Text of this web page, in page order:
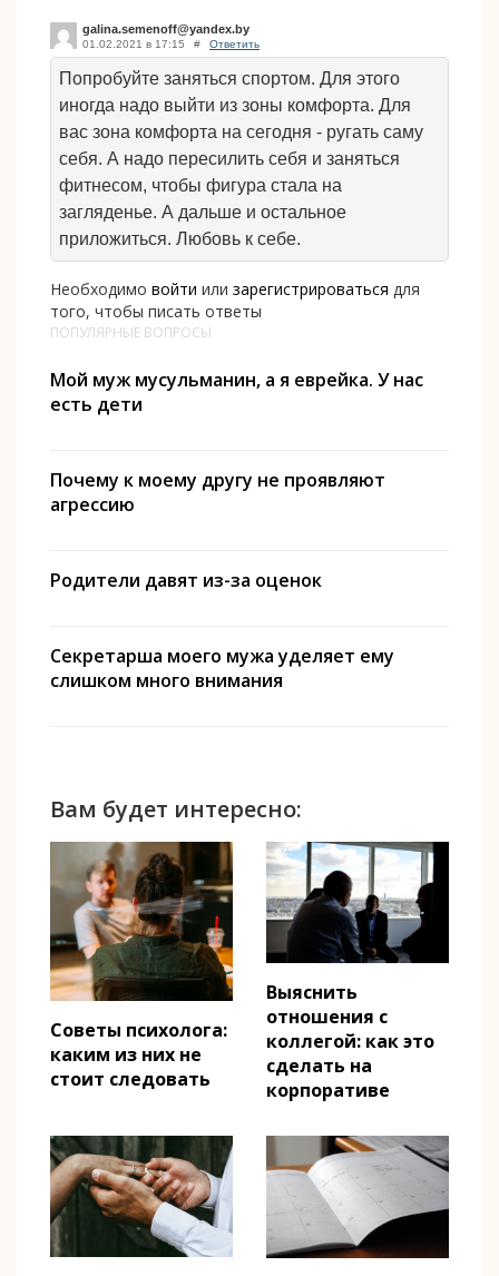
galina.semenoff@yandex.by
01.02.2021 в 17:15 # Ответить
Попробуйте заняться спортом. Для этого
иногда надо выйти из зоны комфорта. Для
вас зона комфорта на сегодня - ругать саму
себя. А надо пересилить себя и заняться
фитнесом, чтобы фигура стала на
загляденье. А дальше и остальное
приложиться. Любовь к себе.
Необходимо войти или зарегистрироваться для
того, чтобы писать ответы
ПОПУЛЯРНЫЕ ВОПРОСЫ
Мой муж мусульманин, а я еврейка. У нас
есть дети
Почему к моему другу не проявляют
агрессию
Родители давят из-за оценок
Секретарша моего мужа уделяет ему
слишком много внимания
Вам будет интересно:
Советы психолога:
каким из них не
стоит следовать
Выяснить
отношения с
коллегой: как это
сделать на
корпоративе